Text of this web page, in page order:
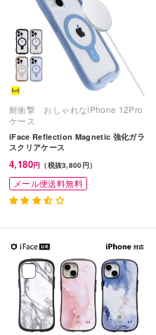
耐衝撃 おしゃれなiPhone 12Pro
ケース
iFace Reflection Magnetic 強化ガラ
スクリアケース
4,180円 （税抜3,800円）
メール便送料無料